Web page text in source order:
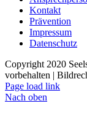
Kontakt
Prävention
Impressum
Datenschutz
Copyright 2020
vorbehalten |
Page load link
Nach oben